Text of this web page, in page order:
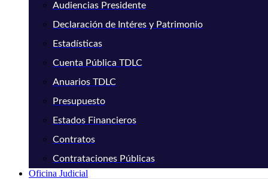
Audiencias Presidente
Declaración de Intéres y Patrimonio
Estadísticas
Cuenta Pública TDLC
Anuarios TDLC
Presupuesto
Estados Financieros
Contratos
Contrataciones Públicas
Oficina Judicial